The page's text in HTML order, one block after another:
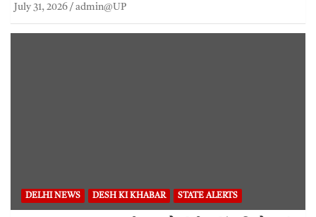
July 31, 2026 admin@UP
DELHI NEWS DESH KI KHABAR STATE ALERTS